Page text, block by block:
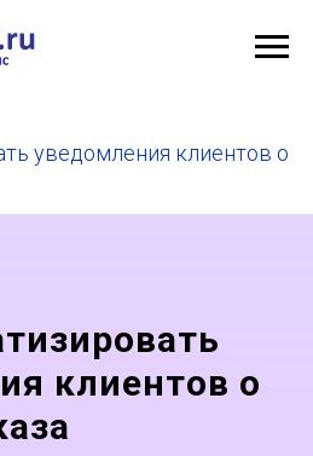
уведомления клиентов о
клиентов о